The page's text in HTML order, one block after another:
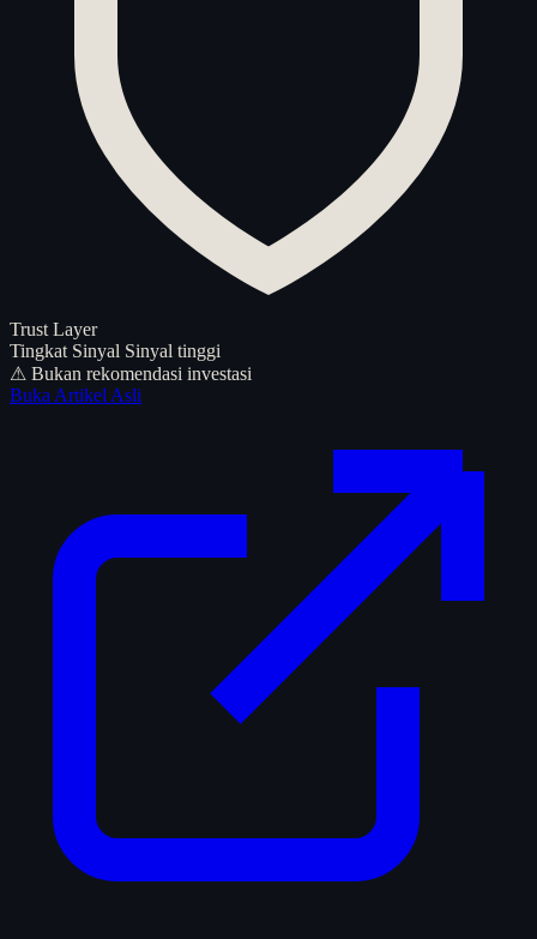
Trust Layer
Tingkat Sinyal Sinyal tinggi
⚠ Bukan rekomendasi investasi
Buka Artikel Asli